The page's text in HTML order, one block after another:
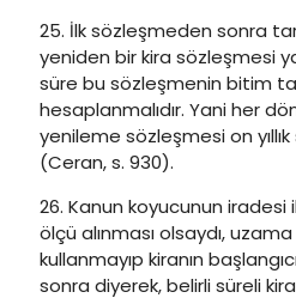
25. İlk sözleşmeden sonra
yeniden bir kira sözleşmesi
süre bu sözleşmenin bitim
hesaplanmalıdır. Yani her
yenileme sözleşmesi on
(Ceran, s. 930).
26. Kanun koyucunun
ölçü alınması olsaydı,
kullanmayıp kiranın
sonra diyerek, belirli süreli